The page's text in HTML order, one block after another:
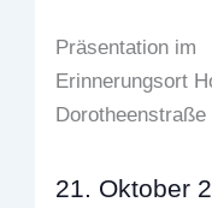
Präsentation im
Erinnerungsort
21. Oktober